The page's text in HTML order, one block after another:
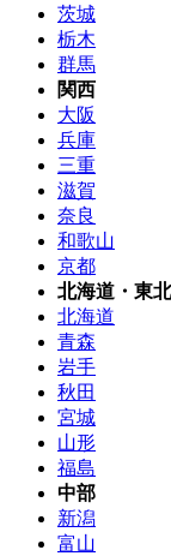
茨城
栃木
群馬
関西
大阪
兵庫
三重
滋賀
奈良
和歌山
京都
北海道・東北
北海道
青森
岩手
秋田
宮城
山形
福島
中部
新潟
富山